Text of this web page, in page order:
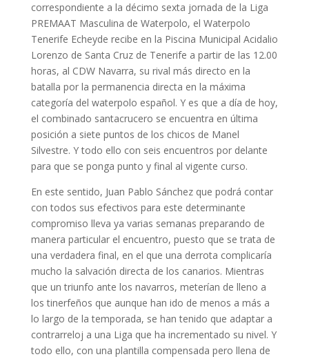
correspondiente a la décimo sexta jornada de la Liga
PREMAAT Masculina de Waterpolo, el Waterpolo
Tenerife Echeyde recibe en la Piscina Municipal Acidalio
Lorenzo de Santa Cruz de Tenerife a partir de las 12.00
horas, al CDW Navarra, su rival más directo en la
batalla por la permanencia directa en la máxima
categoría del waterpolo español. Y es que a día de hoy,
el combinado santacrucero se encuentra en última
posición a siete puntos de los chicos de Manel
Silvestre. Y todo ello con seis encuentros por delante
para que se ponga punto y final al vigente curso.
En este sentido, Juan Pablo Sánchez que podrá contar
con todos sus efectivos para este determinante
compromiso lleva ya varias semanas preparando de
manera particular el encuentro, puesto que se trata de
una verdadera final, en el que una derrota complicaría
mucho la salvación directa de los canarios. Mientras
que un triunfo ante los navarros, meterían de lleno a
los tinerfeños que aunque han ido de menos a más a
lo largo de la temporada, se han tenido que adaptar a
contrarreloj a una Liga que ha incrementado su nivel. Y
todo ello, con una plantilla compensada pero llena de